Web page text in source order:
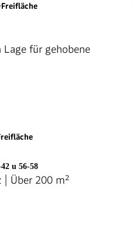
Freifläche
für gehobene
u 56-58
| Über 200 m²